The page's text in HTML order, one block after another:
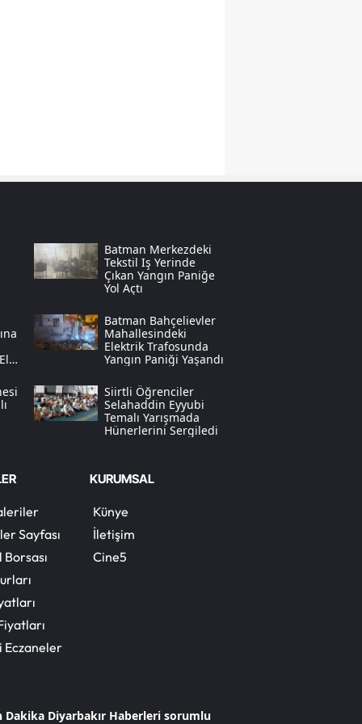
Şırnak
Bartın
Ardahan
Iğdır
Yalova
Karabük
Düzce
Batman Merkezdeki
Tekstil Iş Yerinde
Çıkan Yangın Paniğe
Yol Açtı
Batman Bahçelievler
Mahallesindeki
Elektrik Trafosunda
Yangın Paniği Yaşandı
Siirtli Öğrenciler
Selahaddin Eyyubi
Temalı Yarışmada
Hünerlerini Sergiledi
Sayfası
Eczaneler
KURUMSAL
Künye
İletişim
Cine5
Dakika Diyarbakır Haberleri sorumlu